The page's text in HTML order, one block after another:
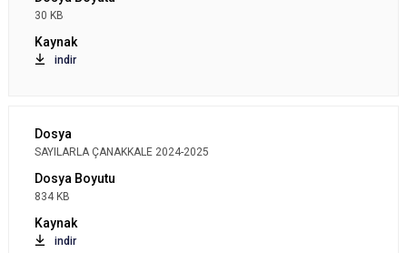
30 KB
indir
SAYILARLA ÇANAKKALE 2024-2025
834 KB
indir